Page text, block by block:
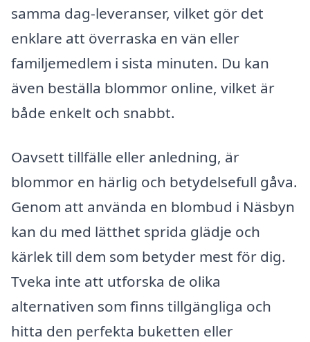
samma dag-leveranser, vilket gör det
enklare att överraska en vän eller
familjemedlem i sista minuten. Du kan
även beställa blommor online, vilket är
både enkelt och snabbt.
Oavsett tillfälle eller anledning, är
blommor en härlig och betydelsefull gåva.
Genom att använda en blombud i Näsbyn
kan du med lätthet sprida glädje och
kärlek till dem som betyder mest för dig.
Tveka inte att utforska de olika
alternativen som finns tillgängliga och
hitta den perfekta buketten eller